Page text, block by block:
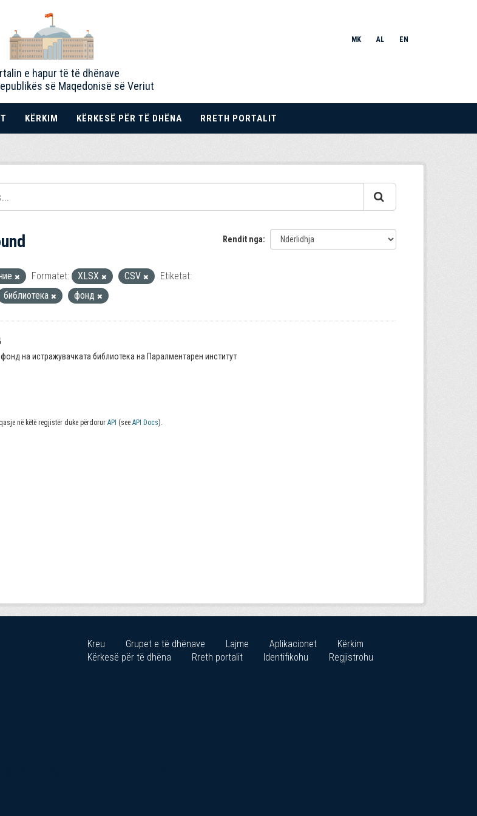
e hapur të të dhënave
së Maqedonisë së Veriut
MK AL EN
KËRKIM KËRKESË PËR TË DHËNA RRETH PORTALIT
Rendit nga
Formatet: XLSX CSV
Etiketat:
библиотека фонд
на истражувачката библиотека на Паралментарен институт
në këtë regjistër duke përdorur API (see API Docs).
Kreu Grupet e të dhënave Lajme Aplikacionet
Kërkim
Kërkesë për të dhëna
Rreth portalit Identifikohu Regjistrohu